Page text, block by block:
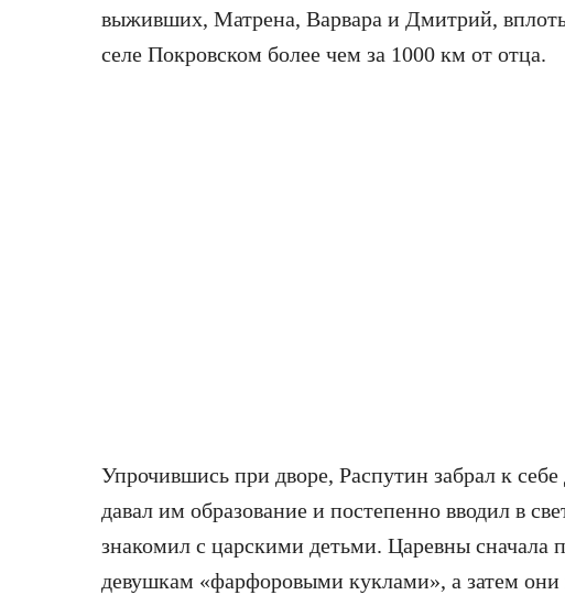
выживших, Матрена, Варвара и Дмитрий,
селе Покровском более чем за 1000 км от отца.
Упрочившись при дворе, Распутин забрал к
давал им образование и постепенно вводил в
знакомил с царскими детьми. Царевны сначала
девушкам «фарфоровыми куклами», а затем